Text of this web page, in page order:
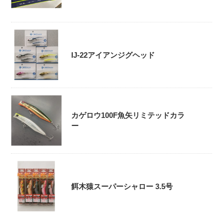
IJ-22アイアンジグヘッド
カゲロウ100F魚矢リミテッドカラ
ー
餌木猿スーパーシャロー 3.5号